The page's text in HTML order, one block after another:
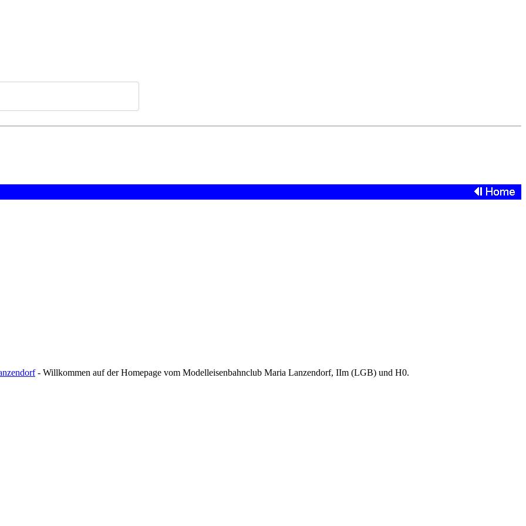
- Willkommen auf der Homepage vom Modelleisenbahnclub Maria Lanzendorf, IIm (LGB) und H0.